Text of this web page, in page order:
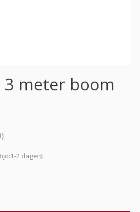
3 meter boom
dit product is
2 dagen)